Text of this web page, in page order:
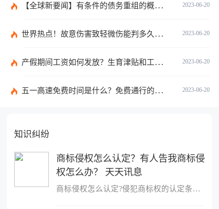
2023-06-20
【全球新要闻】有条件的债务重组的概念是什么？债务重新安排如何进行？
2023-06-20
世界热点！故意伤害致轻微伤能判多久时间？轻微伤鉴定标准是什么？
2023-06-20
产假期间工资如何发放？生育津贴和工资冲突吗？
2023-06-20
五一高速免费时间是什么？免费通行的时间范围是什么？|当前速递
知识纠纷
商标侵权怎么认定？有人告我商标侵
权怎么办？ 天天讯息
商标侵权怎么认定?侵犯商标权的认定条件是：行为人客观上实施了侵犯